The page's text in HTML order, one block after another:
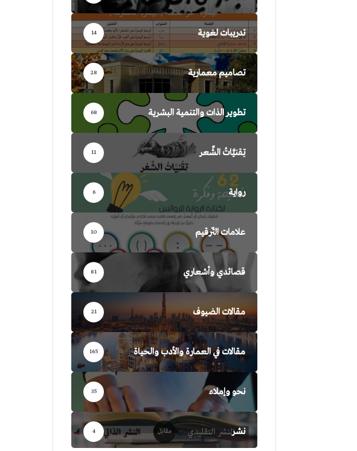
تدريبات لغوية 14
تصاميم معمارية 28
تطوير الذات والتنمية البشرية 68
تِقنيَّاتُ الشِّعر 11
رواية 6
علامات التّرقيم 10
قصائدي وأشعاري 81
مقالات الضيوف 21
مقالات في العمارة والأدب والحياة 165
نحو وإملاء 35
نشر 4